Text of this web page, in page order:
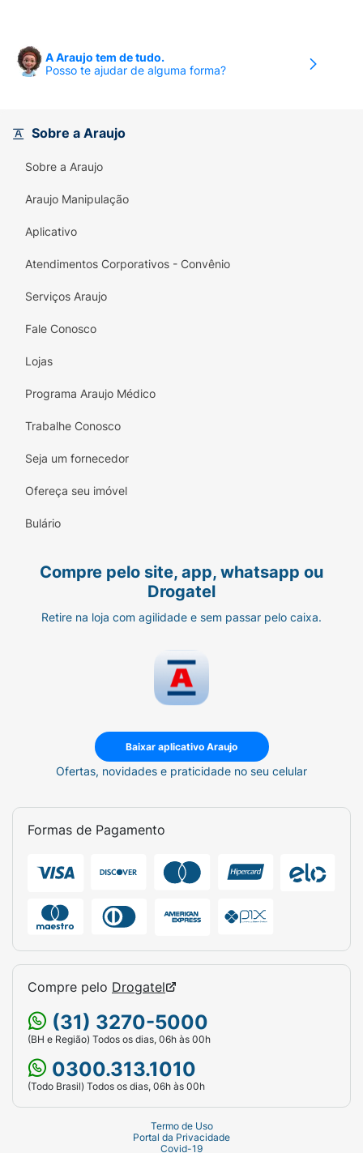
A Araujo tem de tudo.
Posso te ajudar de alguma forma?
Sobre a Araujo
Sobre a Araujo
Araujo Manipulação
Aplicativo
Atendimentos Corporativos - Convênio
Serviços Araujo
Fale Conosco
Lojas
Programa Araujo Médico
Trabalhe Conosco
Seja um fornecedor
Ofereça seu imóvel
Bulário
Compre pelo site, app, whatsapp ou
Drogatel
Retire na loja com agilidade e sem passar pelo caixa.
Baixar aplicativo Araujo
Ofertas, novidades e praticidade no seu celular
Formas de Pagamento
Compre pelo Drogatel
(31) 3270-5000
(BH e Região) Todos os dias, 06h às 00h
0300.313.1010
(Todo Brasil) Todos os dias, 06h às 00h
Termo de Uso
Portal da Privacidade
Covid-19